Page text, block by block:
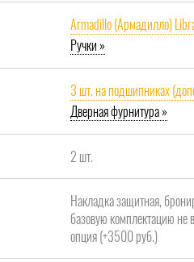
Armadillo (Армадилло)
Ручки »
3 шт. на подшипниках
Дверная фурнитура »
2 шт.
Накладка защитная,
базовую комплектацию не
опция (+3500 руб.)